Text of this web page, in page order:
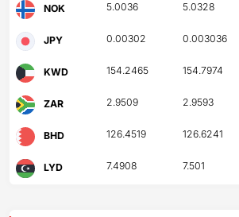
NOK 5.0036 5.0328
JPY 0.00302 0.003036
KWD 154.2465 154.7974
ZAR 2.9509 2.9593
BHD 126.4519 126.6241
LYD 7.4908 7.501